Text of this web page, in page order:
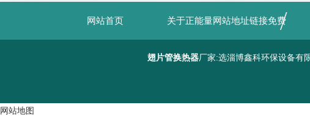
网站首页 关于正能量网站地址链接免费
翅片管换热器厂家:选淄博鑫科环保设备有
网站地图